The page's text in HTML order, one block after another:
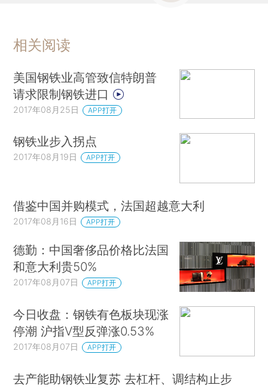
相关阅读
美国钢铁业高管致信特朗普
请求限制钢铁进口
2017年08月25日 APP打开
钢铁业步入拐点
2017年08月19日 APP打开
借鉴中国并购模式，法国超越意大利
2017年08月16日 APP打开
德勤：中国奢侈品价格比法国
和意大利贵50%
2017年08月07日 APP打开
今日收盘：钢铁有色板块现涨
停潮 沪指V型反弹涨0.53%
2017年08月07日 APP打开
去产能助钢铁业复苏 去杠杆、调结构止步